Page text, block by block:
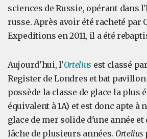
sciences de Russie, opérant dans
russe. Après avoir été racheté par
Expeditions en 2011, il a été
Aujourd'hui, l'Ortelius est classé
Register de Londres et bat
possède la classe de glace la plus
équivalent à 1A) et est donc apte à
glace de mer solide d'une année et
lâche de plusieurs années. Ortelius